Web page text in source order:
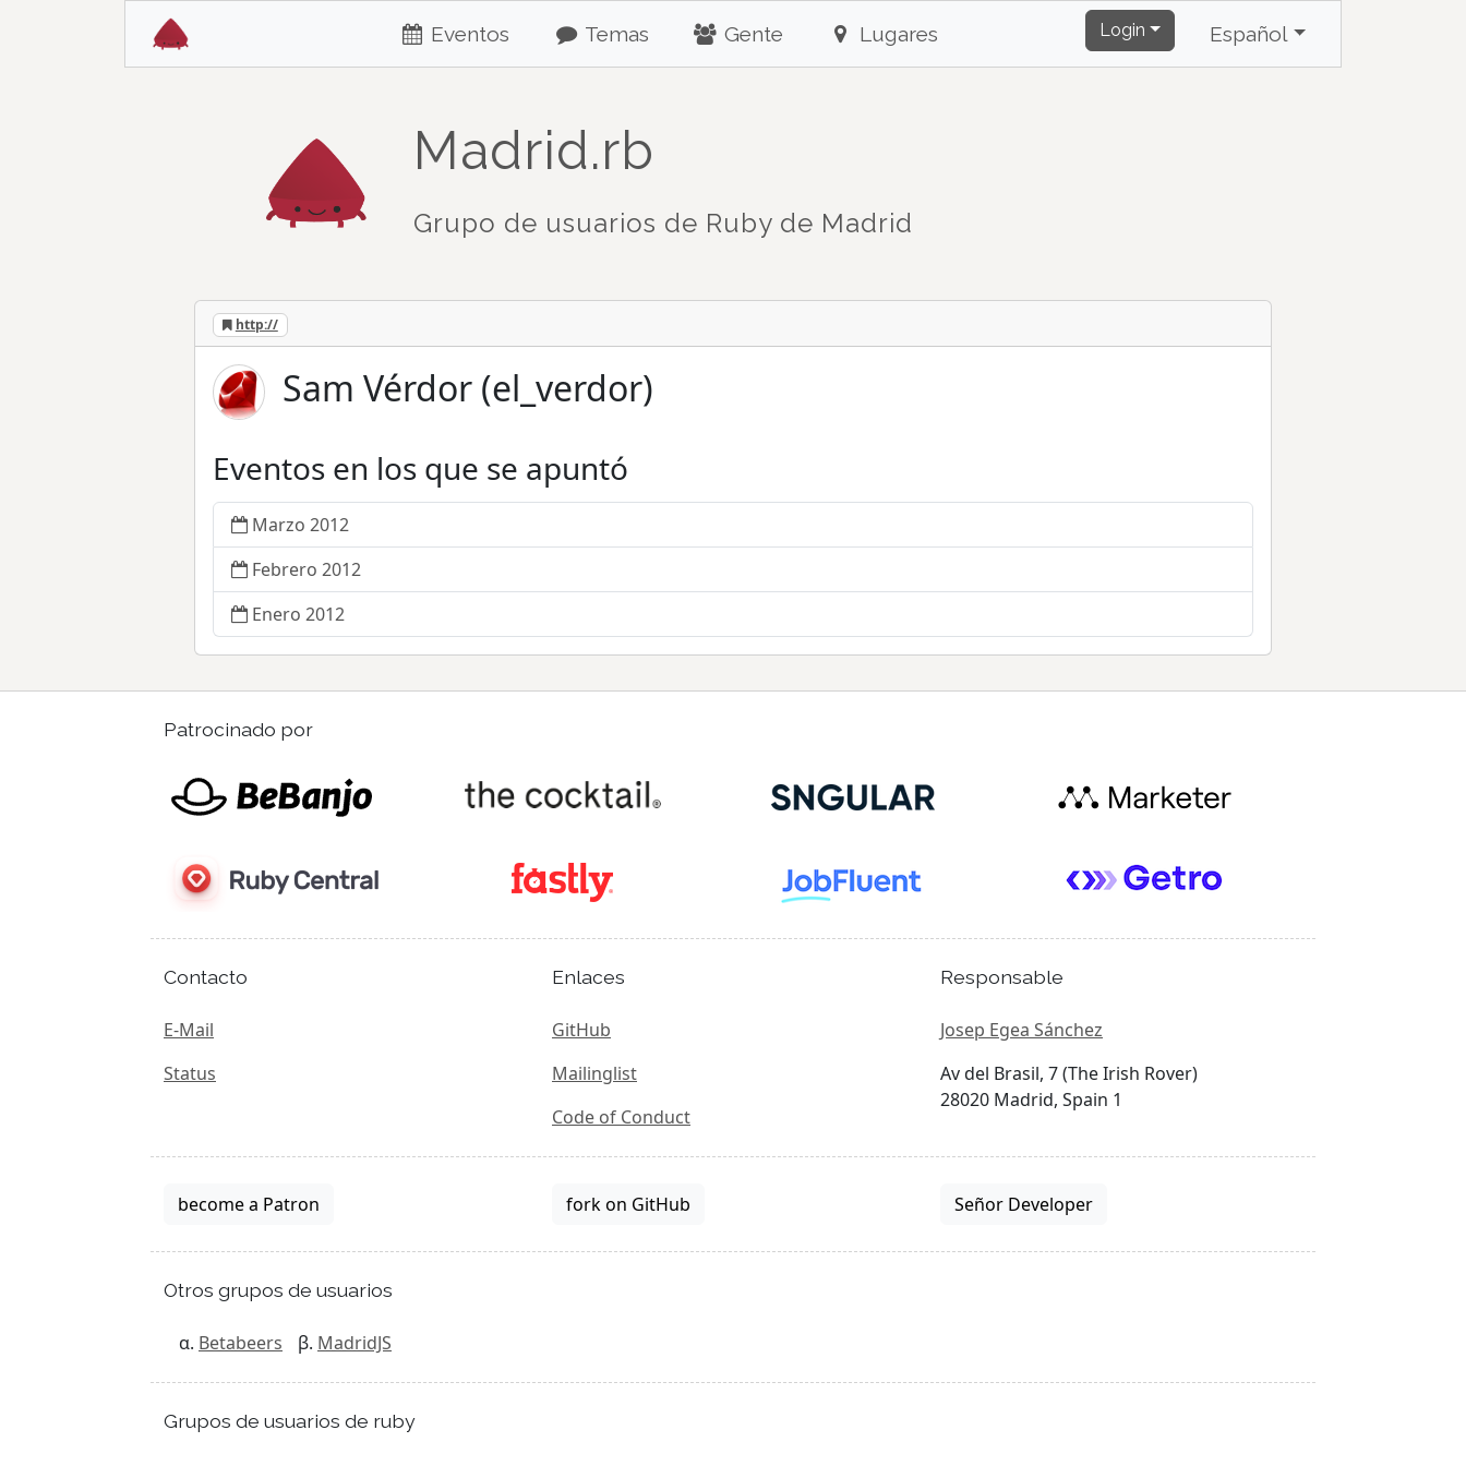
Eventos Temas Gente Lugares Login Español
Madrid.rb
Grupo de usuarios de Ruby de Madrid
http://
Sam Vérdor (el_verdor)
Eventos en los que se apuntó
Marzo 2012
Febrero 2012
Enero 2012
Patrocinado por
Contacto
E-Mail
Status
Enlaces
GitHub
Mailinglist
Code of Conduct
Responsable
Josep Egea Sánchez
Av del Brasil, 7 (The Irish Rover)
28020 Madrid, Spain 1
become a Patron fork on GitHub Señor Developer
Otros grupos de usuarios
Betabeers MadridJS
Grupos de usuarios de ruby